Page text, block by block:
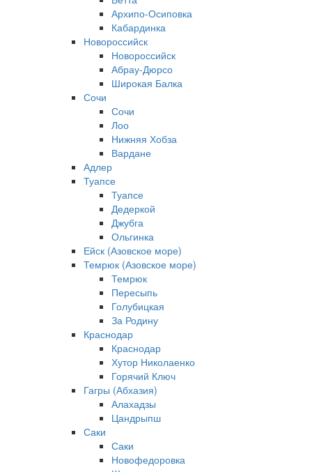
Архипо-Осиповка
Кабардинка
Новороссийск
Новороссийск
Абрау-Дюрсо
Широкая Балка
Сочи
Сочи
Лоо
Нижняя Хобза
Вардане
Адлер
Туапсе
Туапсе
Дедеркой
Джубга
Ольгинка
Ейск (Азовское море)
Темрюк (Азовское море)
Темрюк
Пересыпь
Голубицкая
За Родину
Краснодар
Краснодар
Хутор Николаенко
Горячий Ключ
Гагры (Абхазия)
Алахадзы
Цандрыпш
Саки
Саки
Новофедоровка